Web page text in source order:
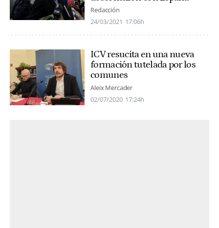
Redacción
24/03/2021 17:06h
ICV resucita en una nueva
formación tutelada por los
comunes
Aleix Mercader
02/07/2020 17:24h